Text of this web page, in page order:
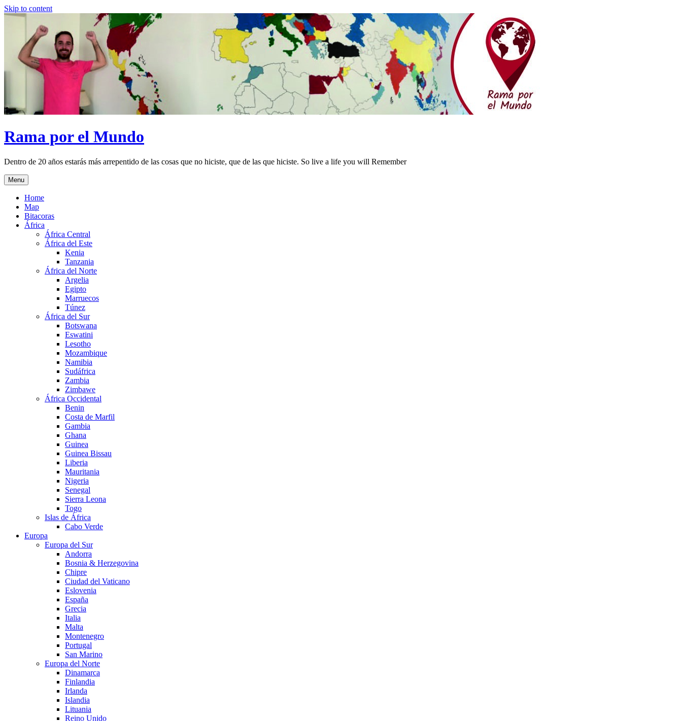
Skip to content
Rama por el Mundo
Dentro de 20 años estarás más arrepentido de las cosas que no hiciste, que de las que hiciste. So live a life you will Remember
Menu
Home
Map
Bitacoras
África
África Central
África del Este
Kenia
Tanzania
África del Norte
Argelia
Egipto
Marruecos
Túnez
África del Sur
Botswana
Eswatini
Lesotho
Mozambique
Namibia
Sudáfrica
Zambia
Zimbawe
África Occidental
Benin
Costa de Marfil
Gambia
Ghana
Guinea
Guinea Bissau
Liberia
Mauritania
Nigeria
Senegal
Sierra Leona
Togo
Islas de África
Cabo Verde
Europa
Europa del Sur
Andorra
Bosnia & Herzegovina
Chipre
Ciudad del Vaticano
Eslovenia
España
Grecia
Italia
Malta
Montenegro
Portugal
San Marino
Europa del Norte
Dinamarca
Finlandia
Irlanda
Islandia
Lituania
Reino Unido